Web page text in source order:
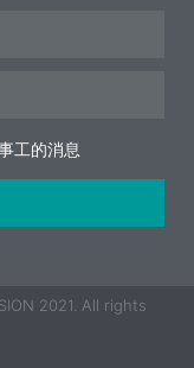
工的消息
2021. All rights